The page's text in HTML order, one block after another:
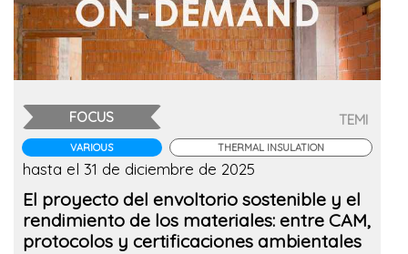
FOCUS
VARIOUS
TEMI
THERMAL INSULATION
hasta el 31 de diciembre de 2025
El proyecto del envoltorio sostenible y el
rendimiento de los materiales: entre CAM,
protocolos y certificaciones ambientales